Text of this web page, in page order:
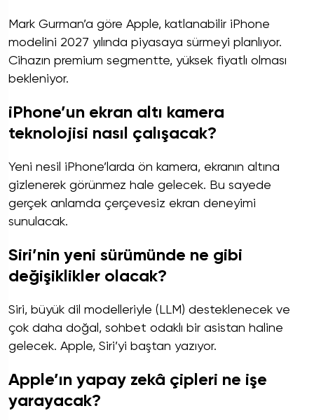
Mark Gurman’a göre Apple, katlanabilir iPhone
modelini 2027 yılında piyasaya sürmeyi planlıyor.
Cihazın premium segmentte, yüksek fiyatlı olması
bekleniyor.
iPhone’un ekran altı kamera
teknolojisi nasıl çalışacak?
Yeni nesil iPhone’larda ön kamera, ekranın altına
gizlenerek görünmez hale gelecek. Bu sayede
gerçek anlamda çerçevesiz ekran deneyimi
sunulacak.
Siri’nin yeni sürümünde ne gibi
değişiklikler olacak?
Siri, büyük dil modelleriyle (LLM) desteklenecek ve
çok daha doğal, sohbet odaklı bir asistan haline
gelecek. Apple, Siri’yi baştan yazıyor.
Apple’ın yapay zekâ çipleri ne işe
yarayacak?